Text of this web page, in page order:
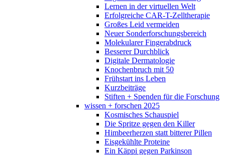
Lernen in der virtuellen Welt
Erfolgreiche CAR-T-Zelltherapie
Großes Leid vermeiden
Neuer Sonderforschungsbereich
Molekularer Fingerabdruck
Besserer Durchblick
Digitale Dermatologie
Knochenbruch mit 50
Frühstart ins Leben
Kurzbeiträge
Stiften + Spenden für die Forschung
wissen + forschen 2025
Kosmisches Schauspiel
Die Spritze gegen den Killer
Himbeerherzen statt bitterer Pillen
Eisgekühlte Proteine
Ein Käppi gegen Parkinson